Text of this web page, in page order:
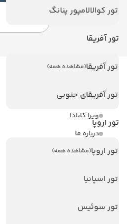
تور کوالالامپور پنانگ
تور آفریقا
تور آفریقا(مشاهده همه)
تور آفریقای جنوبی
تور اروپا
تور اروپا(مشاهده همه)
تور اسپانیا
تور سوئیس
ویزا
ویزا کانادا
درباره ما
تماس با ما
هتل های پر بازدید